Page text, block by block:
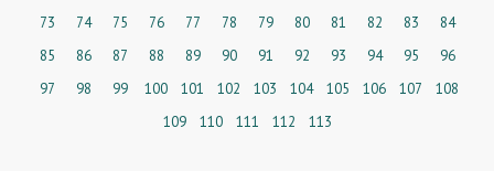
73
74 75 76 77 78 79 80 81 82 83
84
85
86 87 88 89 90 91 92 93 94 95
96
97
98 99 100 101 102 103 104 105 106 107
108
109
110 111 112 113